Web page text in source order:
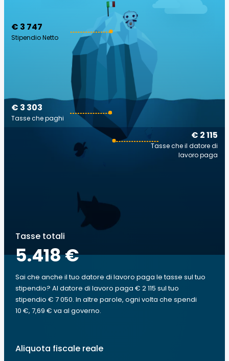
€ 3 747
Stipendio Netto
€ 2 115
Tasse che il datore di
lavoro paga
€ 3 303
Tasse che paghi
Tasse totali
5.418 €
Sai che anche il tuo datore di lavoro paga le tasse sul tuo
stipendio? Al datore di lavoro paga € 2 115 sul tuo
stipendio € 7 050. In altre parole, ogni volta che spendi
10 €, 7,69 € va al governo.
Aliquota fiscale reale